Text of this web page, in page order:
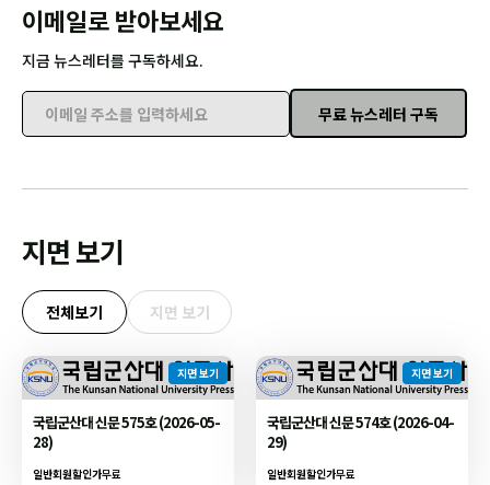
이메일로 받아보세요
지금 뉴스레터를 구독하세요.
이메일 주소를 입력하세요
무료 뉴스레터 구독
지면 보기
전체보기 지면 보기
지면 보기
국립군산대 신문 575호 (2026-05-
28)
일반회원할인가무료
지면 보기
국립군산대 신문 574호 (2026-04-
29)
일반회원할인가무료